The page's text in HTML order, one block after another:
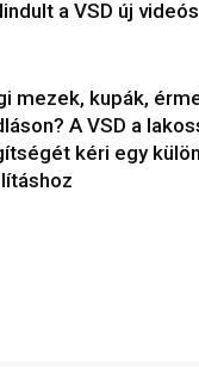
a VSD új
mezek, kupák,
A VSD a
kéri egy